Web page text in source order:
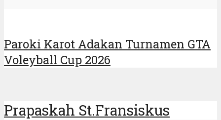
Paroki Karot Adakan Turnamen GTA
Voleyball Cup 2026
Prapaskah St.Fransiskus